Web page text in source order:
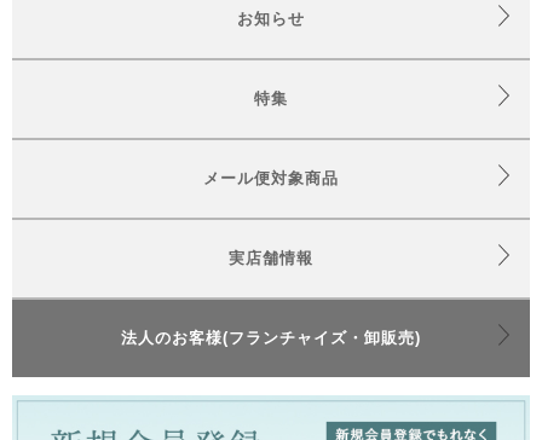
お知らせ
特集
メール便対象商品
実店舗情報
法人のお客様(フランチャイズ・卸販売)